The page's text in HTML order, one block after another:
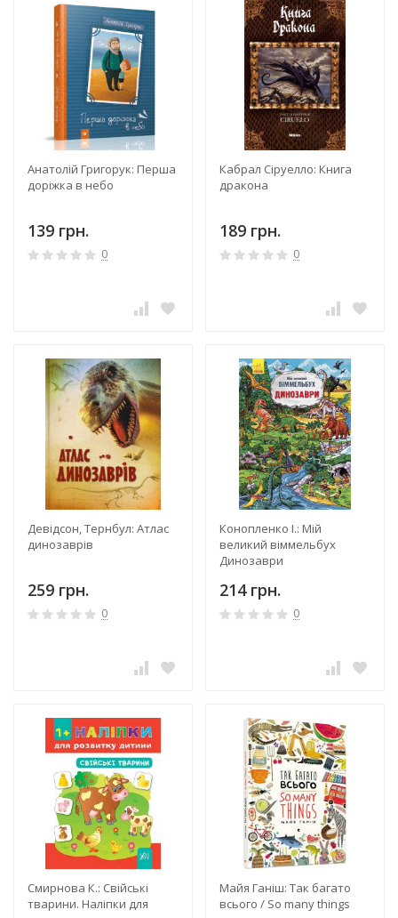
Анатолій Григорук: Перша
доріжка в небо
139 грн.
0
Кабрал Сіруелло: Книга
дракона
189 грн.
0
Девідсон, Тернбул: Атлас
динозаврів
259 грн.
0
Конопленко І.: Мій
великий віммельбух
Динозаври
214 грн.
0
Смирнова К.: Свійські
тварини. Наліпки для
Майя Ганіш: Так багато
всього / So many things